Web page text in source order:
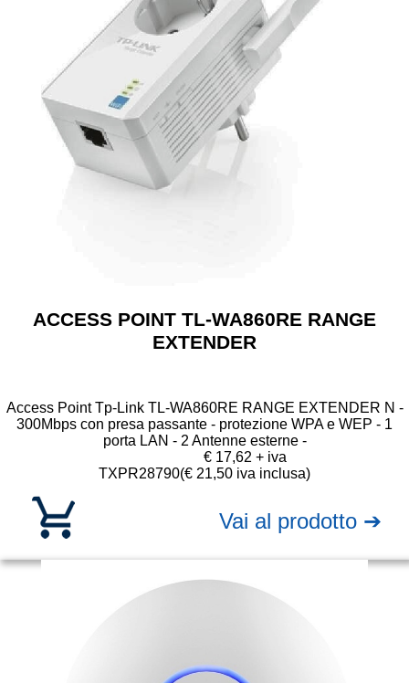
ACCESS POINT TL-WA860RE RANGE
EXTENDER
Access Point Tp-Link TL-WA860RE RANGE EXTENDER N -
300Mbps con presa passante - protezione WPA e WEP - 1
porta LAN - 2 Antenne esterne -
TXPR28790
€ 17,62 + iva
(€ 21,50 iva inclusa)
Vai al prodotto ➔